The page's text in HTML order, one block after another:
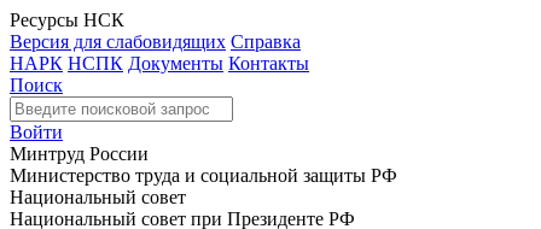
Ресурсы НСК
Версия для слабовидящих Справка
НАРК НСПК Документы Контакты
Поиск
Войти
Минтруд России
Министерство труда и социальной защиты РФ
Национальный совет
Национальный совет при Президенте РФ